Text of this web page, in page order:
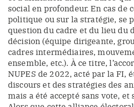
social en profondeur. En cas de
politique ou sur la stratégie, se
question du cadre et du lieu du
décision (équipe dirigeante,
cadres intermédiaires,
ensemble, etc.). À ce titre,
NUPES de 2022, acté par la FI,
discours et des stratégies des
mais a été accepté sans vote,